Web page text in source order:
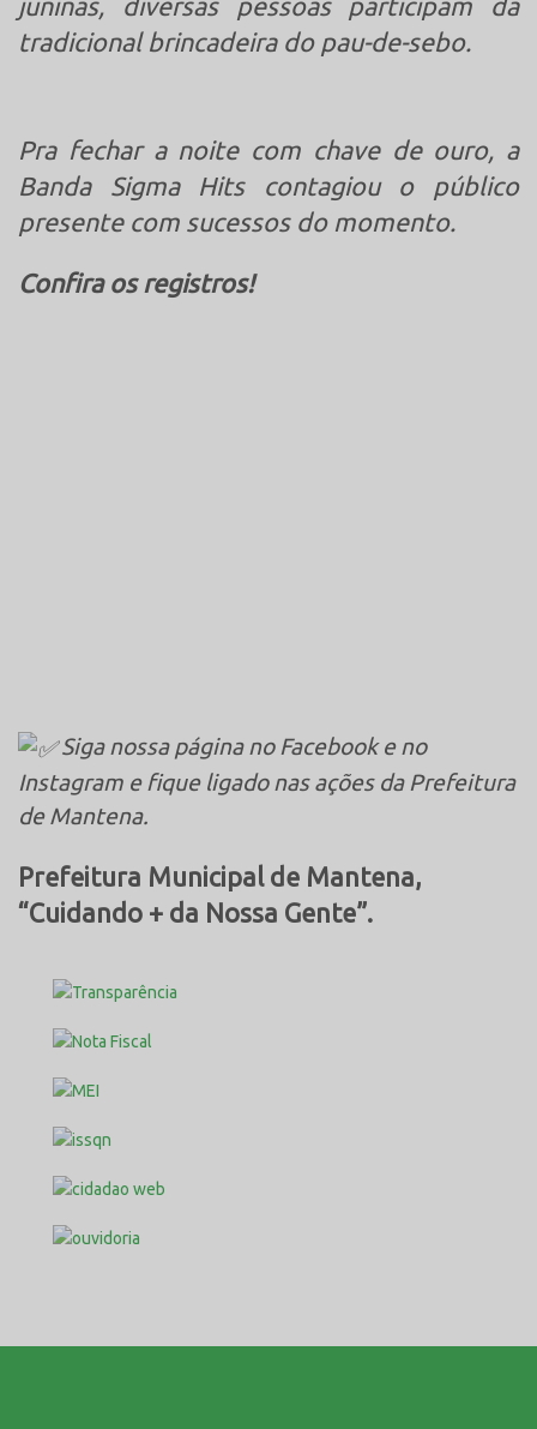
juninas, diversas pessoas participam da
tradicional brincadeira do pau-de-sebo.
Pra fechar a noite com chave de ouro, a
Banda Sigma Hits contagiou o público
presente com sucessos do momento.
Confira os registros!
Siga nossa página no Facebook e no
Instagram e fique ligado nas ações da Prefeitura
de Mantena.
Prefeitura Municipal de Mantena,
“Cuidando + da Nossa Gente”.